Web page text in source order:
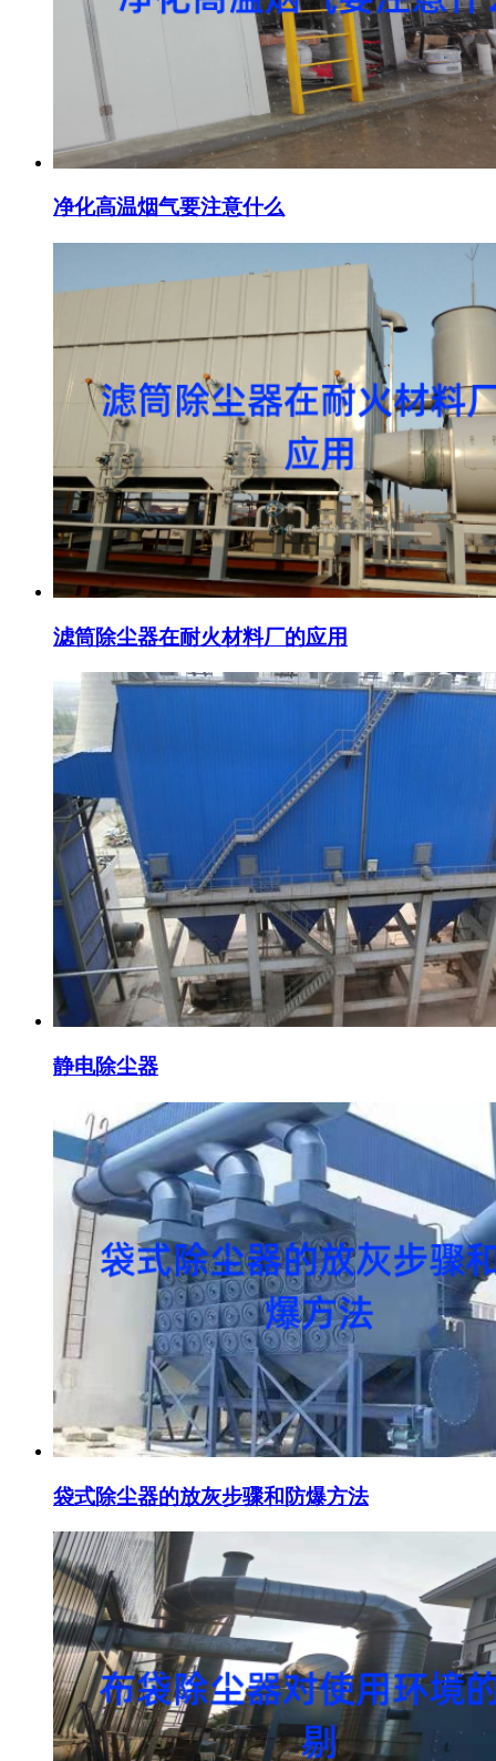
净化高温烟气要注意什么
滤筒除尘器在耐火材料厂的应用
静电除尘器
袋式除尘器的放灰步骤和防爆方法